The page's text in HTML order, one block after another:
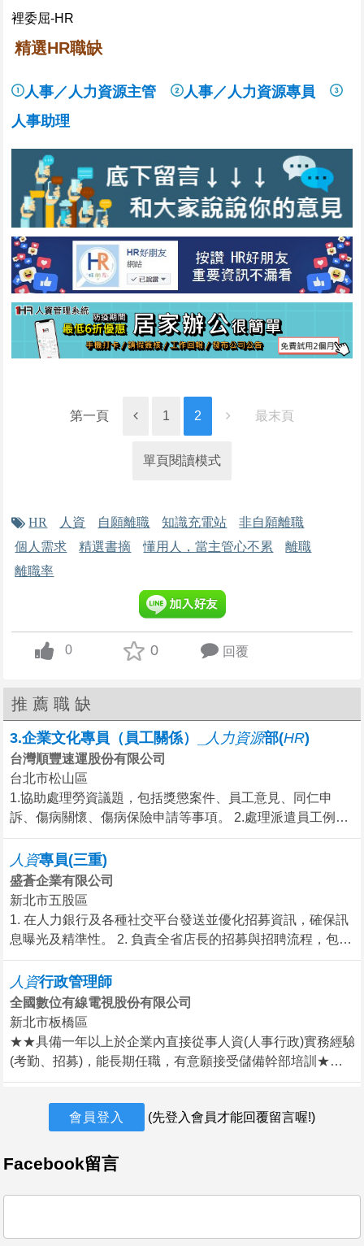
精選HR職缺
人事／人力資源主管
人事／人力資源專員
人事助理
第一頁 1 2 最末頁
單頁閱讀模式
HR 人資 自願離職 知識充電站
非自願離職
個人需求
精選書摘 懂用人，當主管心不累
離職
離職率
up vote
0 0 回覆
推薦職缺
3.企業文化專員（員工關係）_ 人 力資源部(HR)
台灣順豐速運股份有限公司
台北市松山區
1.協助處理勞資議題，包括獎懲案件、員工意見、同仁申
訴、傷病關懷、傷病保險申請等事項。 2.處理派遣員工例行
出勤管理議題與派遣帳務結算作業。 3.執行員工關係各項業
務，包括勞資會議、員工滿意度調查、企業文化推展、各項
期刊宣導製作、員工關懷各項活動舉辦等。 4.能獨立執行新
竹以北地區各網點員工關懷與探視作業。 5.其他主管交辦事
項。
人 資專員(三重)
盛蒼企業有限公司
新北市五股區
1. 在人力銀行及各種社交平台發送並優化招募資訊，確保訊
息曝光及精準性。 2. 負責全省店長的招募與招聘流程，包含
面試安排、視訊說明及培訓計畫執行。 3. 規劃雇用契約、薪
酬制度及員工關係政策，確保勞動法令合規並提升管理效
率。 4. 分析並預測公司人力需求，執行招募、甄選與任用策
略，快速滿足組織需求。 5. 定期檢視與修訂人資政策，針對
不足提出實際改善建議，提升內部運作成效。 6. 使用人力資
源信息系統，進行數據管理及分析，提供決策性報告。
人 資行政管理師
全國數位有線電視股份有限公司
新北市板橋區
★★具備一年以上於企業內直接從事人資(人事行政)實務經驗
(考勤、招募)，能長期任職，有意願接受儲備幹部培訓★★
工作概述： 1.操作人資考勤系統、使用excel技能處理職工出
勤紀錄(含異常)，進行計薪前各時期考勤作業 2.招募實務(含
聯繫與接待)，招募績效與產值數據分析和提報、招募管道開
訓)、試用期績效與產值考核作業 4.外訓證照管理及追蹤安
分析 5.保險(勞健退與團險)實務執行、各類補助申請與追
理、文件檔案建置與管理、各階段績效考核作業執行(含PIP)
會員登入 (先登入會員才能回覆留言喔!)
Facebook留言